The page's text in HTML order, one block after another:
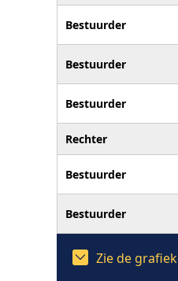
Bestuurder
Bestuurder
Bestuurder
Rechter
Bestuurder
Bestuurder
Zie de